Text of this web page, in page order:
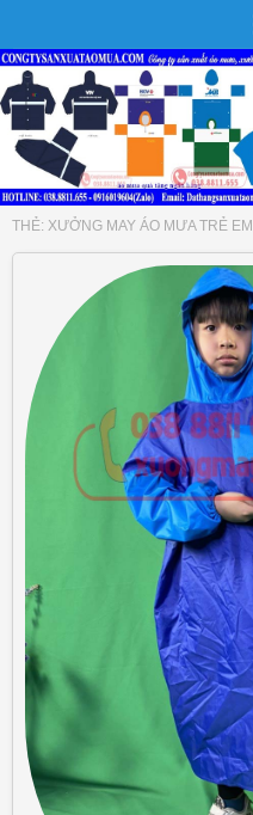
THẺ: XƯỞNG MAY ÁO MƯA TRẺ EM